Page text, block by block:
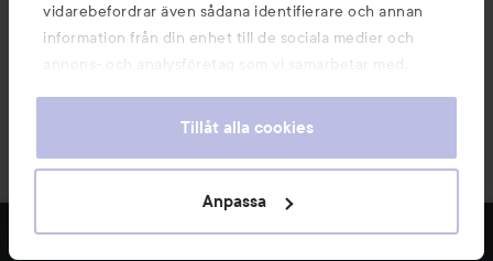
vidarebefordrar även sådana identifierare och annan
information från din enhet till de sociala medier och
annons- och analysföretag som vi samarbetar med.
information som du har tillhandahållit eller som de har
våra cookies vid fortsatt användande av vår webbplats.
För information om hur du kan ändra inställningarna för
Tillåt alla cookies
Anpassa
FILTRERA MEST SÅLDA